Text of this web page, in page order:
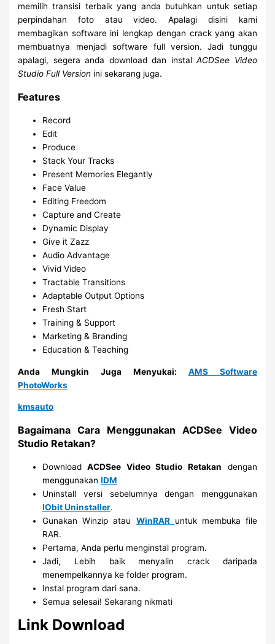
memilih transisi terbaik yang anda butuhkan untuk setiap
perpindahan foto atau video. Apalagi disini kami
membagikan software ini lengkap dengan crack yang akan
membuatnya menjadi software full version. Jadi tunggu
apalagi, segera anda download dan instalACDSee Video
Studio Full Version ini sekarang juga.
Features
Record
Edit
Produce
Stack Your Tracks
Present Memories Elegantly
Face Value
Editing Freedom
Capture and Create
Dynamic Display
Give it Zazz
Audio Advantage
Vivid Video
Tractable Transitions
Adaptable Output Options
Fresh Start
Training & Support
Marketing & Branding
Education & Teaching
Anda Mungkin Juga Menyukai: AMS Software
PhotoWorks
kmsauto
Bagaimana Cara Menggunakan ACDSee Video
Studio Retakan?
Download ACDSee Video Studio Retakan dengan
menggunakanIDM
Uninstall versi sebelumnya dengan menggunakan
IObit Uninstaller.
Gunakan Winzip atau WinRAR untuk membuka file
RAR.
Pertama, Anda perlu menginstal program.
Jadi, Lebih baik menyalin crack daripada
menempelkannya ke folder program.
Instal program dari sana.
Semua selesai! Sekarang nikmati
Link Download